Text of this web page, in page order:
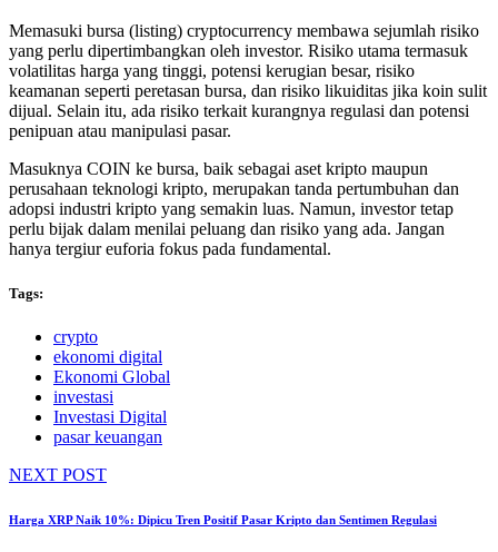
Memasuki bursa (listing) cryptocurrency membawa sejumlah risiko
yang perlu dipertimbangkan oleh investor. Risiko utama termasuk
volatilitas harga yang tinggi, potensi kerugian besar, risiko
keamanan seperti peretasan bursa, dan risiko likuiditas jika koin sulit
dijual. Selain itu, ada risiko terkait kurangnya regulasi dan potensi
penipuan atau manipulasi pasar.
Masuknya COIN ke bursa, baik sebagai aset kripto maupun
perusahaan teknologi kripto, merupakan tanda pertumbuhan dan
adopsi industri kripto yang semakin luas. Namun, investor tetap
perlu bijak dalam menilai peluang dan risiko yang ada. Jangan
hanya tergiur euforia fokus pada fundamental.
Tags:
crypto
ekonomi digital
Ekonomi Global
investasi
Investasi Digital
pasar keuangan
NEXT POST
Harga XRP Naik 10%: Dipicu Tren Positif Pasar Kripto dan Sentimen Regulasi